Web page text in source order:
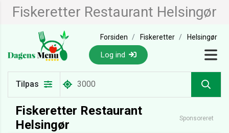
Fiskeretter Restaurant Helsingør
Forsiden Fiskeretter Helsingør
Log ind
Tilpas
Fiskeretter Restaurant
Helsingør
Sponsoreret